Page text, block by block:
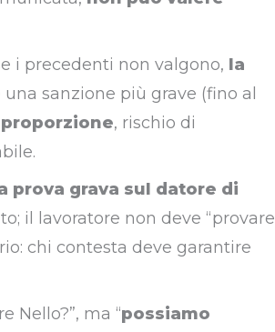
i precedenti non valgono, la
sanzione più grave (fino al
, rischio di
prova grava sul datore di
il lavoratore non deve “provare
chi contesta deve garantire
Nello?”, ma “possiamo